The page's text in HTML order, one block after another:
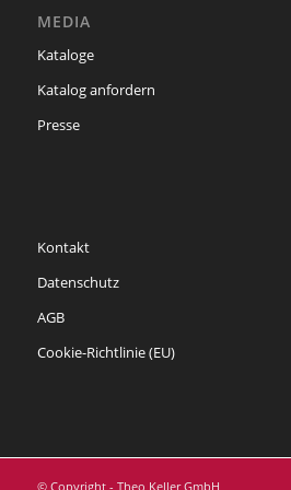
MEDIA
Kataloge
Katalog anfordern
Presse
Kontakt
Datenschutz
AGB
Cookie-Richtlinie (EU)
© Copyright - Theo Keller GmbH